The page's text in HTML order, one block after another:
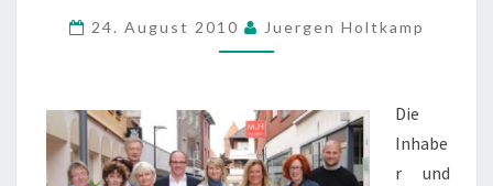
24. August 2010 Juergen Holtkamp
Die
Inhabe
r und